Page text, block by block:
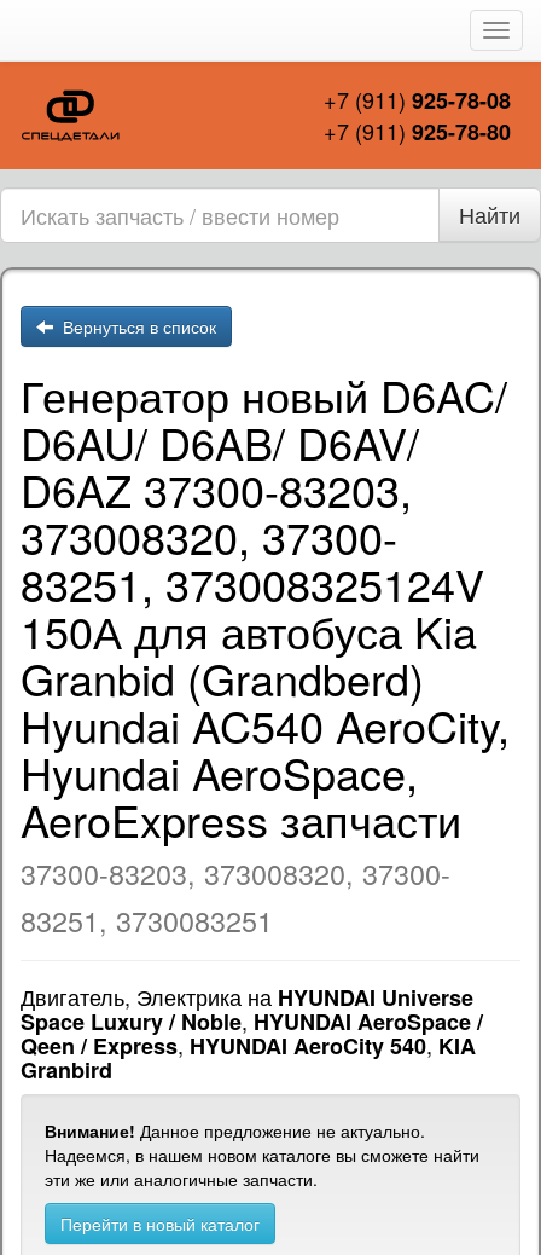
+7 (911) 925-78-08
+7 (911) 925-78-80
Найти
Вернуться в список
Генератор новый D6AC/
D6AU/ D6AB/ D6AV/
D6AZ 37300-83203,
373008320, 37300-
83251, 373008325124V
150А для автобуса Kia
Granbid (Grandberd)
Hyundai AC540 AeroCity,
Hyundai AeroSpace,
AeroExpress запчасти
37300-83203, 373008320, 37300-
83251, 3730083251
Двигатель, Электрика на HYUNDAI Universe
Space Luxury / Noble, HYUNDAI AeroSpace /
Qeen / Express, HYUNDAI AeroCity 540, KIA
Granbird
Внимание! Данное предложение не актуально.
Надеемся, в нашем новом каталоге вы сможете найти
эти же или аналогичные запчасти.
Перейти в новый каталог